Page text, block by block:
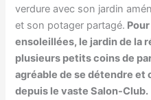
verdure avec son jardin
et son potager partagé.
ensoleillées, le jardin de la
plusieurs petits coins de
agréable de se détendre et
depuis le vaste Salon-Club.